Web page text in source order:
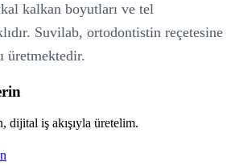
kalkan boyutları ve tel
Suvilab, ortodontistin reçetesine
üretmektedir.
dijital iş akışıyla üretelim.